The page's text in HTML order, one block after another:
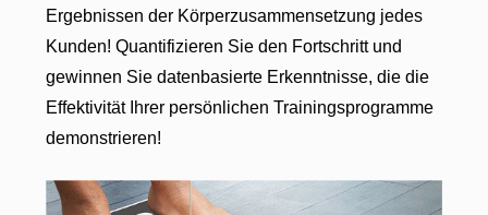
Ergebnissen der Körperzusammensetzung jedes
Kunden! Quantifizieren Sie den Fortschritt und
gewinnen Sie datenbasierte Erkenntnisse, die die
Effektivität Ihrer persönlichen Trainingsprogramme
demonstrieren!